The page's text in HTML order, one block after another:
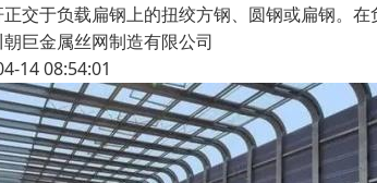
交于负载扁钢上的扭绞方钢、圆钢或扁钢。
朝巨金属丝网制造有限公司
14 08:54:01